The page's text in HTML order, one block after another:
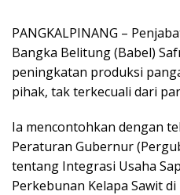
PANGKALPINANG –
Bangka Belitung (Babel)
peningkatan produksi
pihak, tak terkecuali dari
Ia mencontohkan dengan
Peraturan Gubernur
tentang Integrasi Usaha
Perkebunan Kelapa Sawit